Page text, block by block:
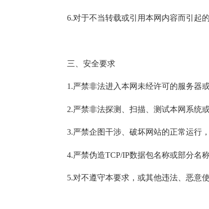
6.对于不当转载或引用本网内容而引起的
三、安全要求
1.严禁非法进入本网未经许可的服务器或
2.严禁非法探测、扫描、测试本网系统或
3.严禁企图干涉、破坏网站的正常运行，
4.严禁伪造TCP/IP数据包名称或部分名称
5.对不遵守本要求，或其他违法、恶意使